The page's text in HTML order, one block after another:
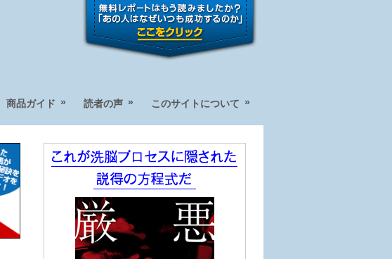
商品ガイド » 読者の声 » このサイトについて »